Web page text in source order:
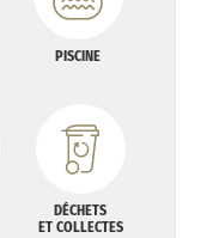
PISCINE
DÉCHETS
ET COLLECTES